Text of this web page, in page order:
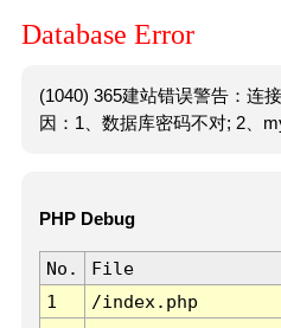
Database Error
(1040) 365建站错误警告：连
因：1、数据库密码不对; 2、
PHP Debug
No. File
1
/index.php